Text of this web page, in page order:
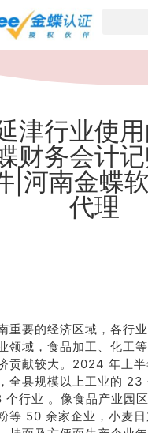
津行业使
财务会计
|河南金蝶
代理
重要的经济区域，各行
领域，食品加工、化工
贡献较大。2024 年上
全县规模以上工业的 23
个行业 。像食品产业园
等 50 余家企业，小麦